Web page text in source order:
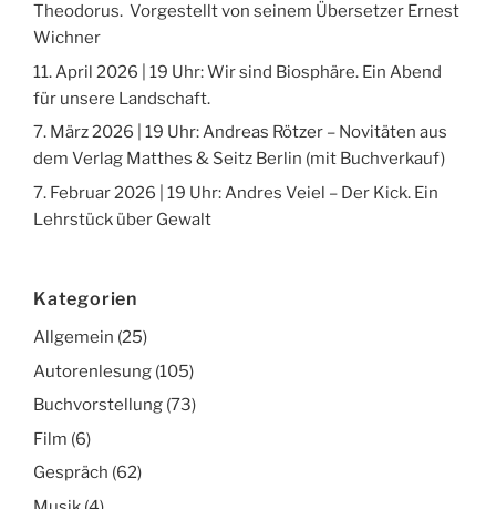
Theodorus. Vorgestellt von seinem Übersetzer Ernest
Wichner
11. April 2026 | 19 Uhr: Wir sind Biosphäre. Ein Abend
für unsere Landschaft.
7. März 2026 | 19 Uhr: Andreas Rötzer – Novitäten aus
dem Verlag Matthes & Seitz Berlin (mit Buchverkauf)
7. Februar 2026 | 19 Uhr: Andres Veiel – Der Kick. Ein
Lehrstück über Gewalt
Kategorien
Allgemein (25)
Autorenlesung (105)
Buchvorstellung (73)
Film (6)
Gespräch (62)